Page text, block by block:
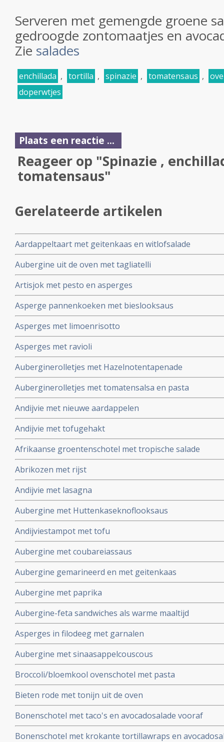
Serveren met gemengde groene
gedroogde zontomaatjes en
Zie salades
enchillada , tortilla , spinazie , tomatensaus ,
doperwtjes
Plaats een reactie ...
Reageer op "Spinazie ,
tomatensaus"
Gerelateerde artikelen
Aardappeltaart met geitenkaas en witlofsalade
Aubergine uit de oven met tagliatelli
Artisjok met pesto en asperges
Asperge pannenkoeken met bieslooksaus
Asperges met limoenrisotto
Asperges met ravioli
Auberginerolletjes met Hazelnotentapenade
Auberginerolletjes met tomatensalsa en pasta
Andijvie met nieuwe aardappelen
Andijvie met tofugehakt
Afrikaanse groentenschotel met tropische salade
Abrikozen met rijst
Andijvie met lasagna
Aubergine met Huttenkaseknoflooksaus
Andijviestampot met tofu
Aubergine met coubareiassaus
Aubergine gemarineerd en met geitenkaas
Aubergine met paprika
Aubergine-feta sandwiches als warme maaltijd
Asperges in filodeeg met garnalen
Aubergine met sinaasappelcouscous
Broccoli/bloemkool ovenschotel met pasta
Bieten rode met tonijn uit de oven
Bonenschotel met taco's en avocadosalade vooraf
Bonenschotel met krokante tortillawraps en